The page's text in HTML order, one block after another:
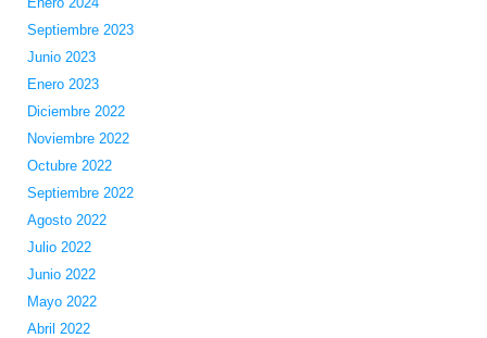
Septiembre 2023
Junio 2023
Enero 2023
Diciembre 2022
Noviembre 2022
Octubre 2022
Septiembre 2022
Agosto 2022
Julio 2022
Junio 2022
Mayo 2022
Abril 2022